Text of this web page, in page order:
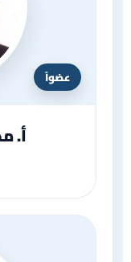
عضواً
أ.